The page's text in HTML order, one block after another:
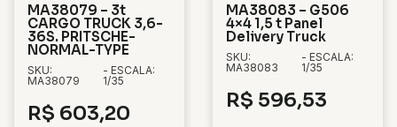
MA38079 – 3t
CARGO TRUCK 3,6-
36S. PRITSCHE-
NORMAL-TYPE
SKU:
MA38079
- ESCALA:
1/35
R$ 603,20
MA38083 – G506
4×4 1,5 t Panel
Delivery Truck
SKU:
MA38083
- ESCALA:
1/35
R$ 596,53